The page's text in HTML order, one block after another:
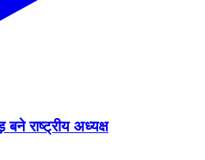
राष्ट्रीय अध्यक्ष